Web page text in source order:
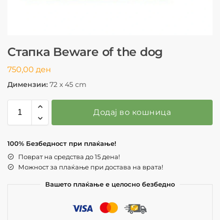
Стапка Beware of the dog
750,00 ден
Димензии: 72 x 45 cm
Додај во кошница
100% Безбедност при плаќање!
Поврат на средства до 15 дена!
Можност за плаќање при достава на врата!
Вашето плаќање е целосно безбедно